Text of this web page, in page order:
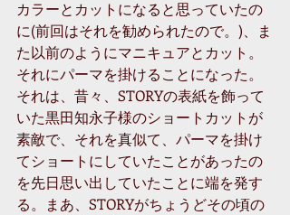
カラーとカットになると思っていたの
に(前回はそれを勧められたので。)、ま
た以前のようにマニキュアとカット。
それにパーマを掛けることになった。
それは、昔々、STORYの表紙を飾って
いた黒田知永子様のショートカットが
素敵で、それを真似て、パーマを掛け
てショートにしていたことがあったの
を先日思い出していたことに端を発す
る。まあ、STORYがちょうどその頃の